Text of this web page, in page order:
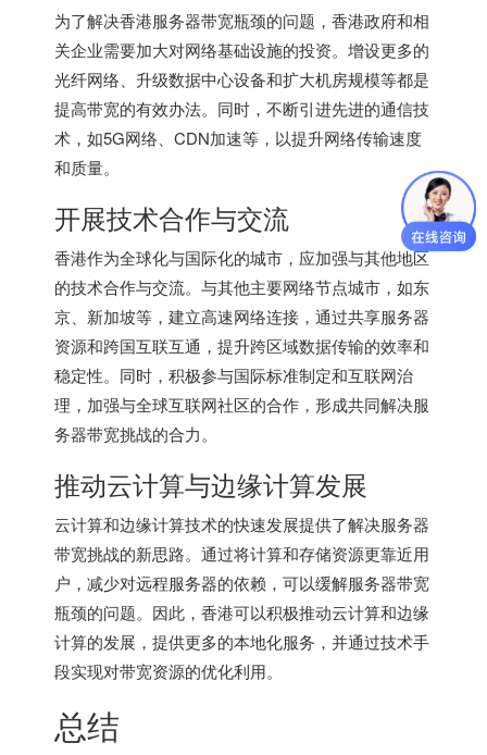
为了解决香港服务器带宽瓶颈的问题，香港政府和相
关企业需要加大对网络基础设施的投资。增设更多的
光纤网络、升级数据中心设备和扩大机房规模等都是
提高带宽的有效办法。同时，不断引进先进的通信技
术，如5G网络、CDN加速等，以提升网络传输速度
和质量。
开展技术合作与交流
香港作为全球化与国际化的城市，应加强与其他地区
的技术合作与交流。与其他主要网络节点城市，如东
京、新加坡等，建立高速网络连接，通过共享服务器
资源和跨国互联互通，提升跨区域数据传输的效率和
稳定性。同时，积极参与国际标准制定和互联网治
理，加强与全球互联网社区的合作，形成共同解决服
务器带宽挑战的合力。
推动云计算与边缘计算发展
云计算和边缘计算技术的快速发展提供了解决服务器
带宽挑战的新思路。通过将计算和存储资源更靠近用
户，减少对远程服务器的依赖，可以缓解服务器带宽
瓶颈的问题。因此，香港可以积极推动云计算和边缘
计算的发展，提供更多的本地化服务，并通过技术手
段实现对带宽资源的优化利用。
总结